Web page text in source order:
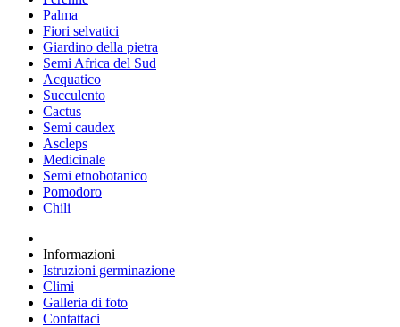
Palma
Fiori selvatici
Giardino della pietra
Semi Africa del Sud
Acquatico
Succulento
Cactus
Semi caudex
Ascleps
Medicinale
Semi etnobotanico
Pomodoro
Chili
Informazioni
Istruzioni germinazione
Climi
Galleria di foto
Contattaci